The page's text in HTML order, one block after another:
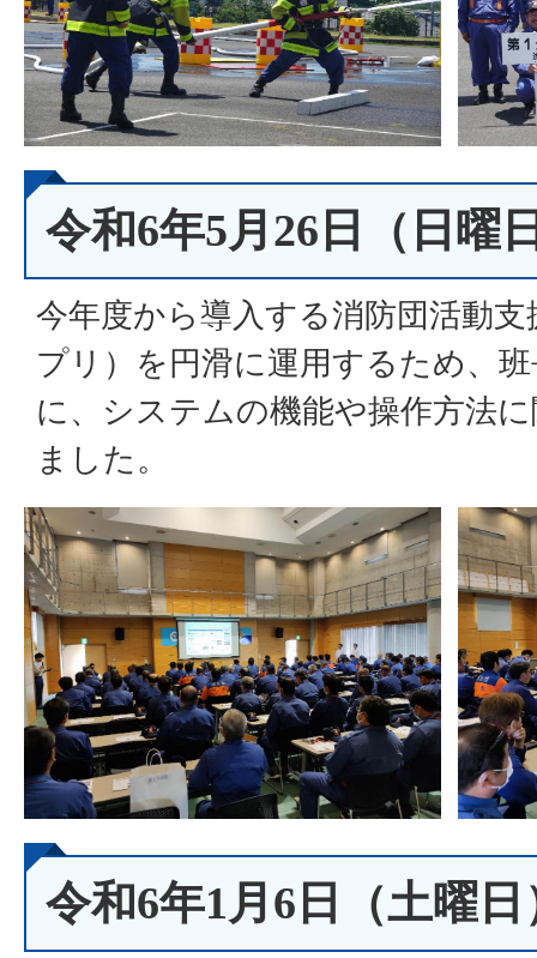
令和6年5月26日（日曜
今年度から導入する消防団活動
プリ）を円滑に運用するため、
に、システムの機能や操作方法
ました。
令和6年1月6日（土曜